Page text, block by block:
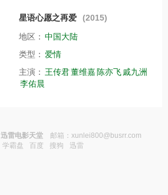
星语心愿之再爱 (2015)
地区： 中国大陆
类型： 爱情
主演： 王传君董维嘉 陈亦飞戚九洲
李佑晨
迅雷电影天堂 邮箱： xunlei800@busrr.com
学霸盘 百度 搜狗 迅雷